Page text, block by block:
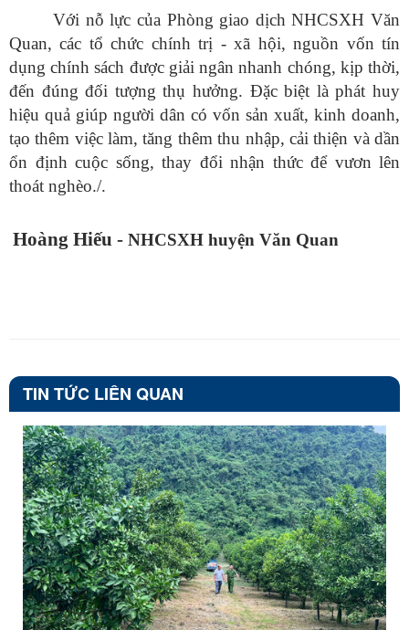
Với nỗ lực của Phòng giao dịch NHCSXH Văn
Quan, các tổ chức chính trị - xã hội, nguồn vốn tín
dụng chính sách được giải ngân nhanh chóng, kịp thời,
đến đúng đối tượng thụ hưởng. Đặc biệt là phát huy
hiệu quả giúp người dân có vốn sản xuất, kinh doanh,
tạo thêm việc làm, tăng thêm thu nhập, cải thiện và dần
ổn định cuộc sống, thay đổi nhận thức để vươn lên
thoát nghèo./.
Hoàng Hiếu - NHCSXH huyện Văn Quan
TIN TỨC LIÊN QUAN